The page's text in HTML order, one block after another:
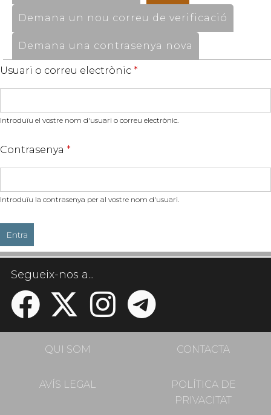
Demana un nou correu de verificació
Demana una contrasenya nova
Usuari o correu electrònic *
Introduïu el vostre nom d'usuari o correu electrònic.
Contrasenya *
Introduïu la contrasenya per al vostre nom d'usuari.
Segueix-nos a...
QUI SOM CONTACTA
AVÍS LEGAL
POLÍTICA DE
PRIVACITAT